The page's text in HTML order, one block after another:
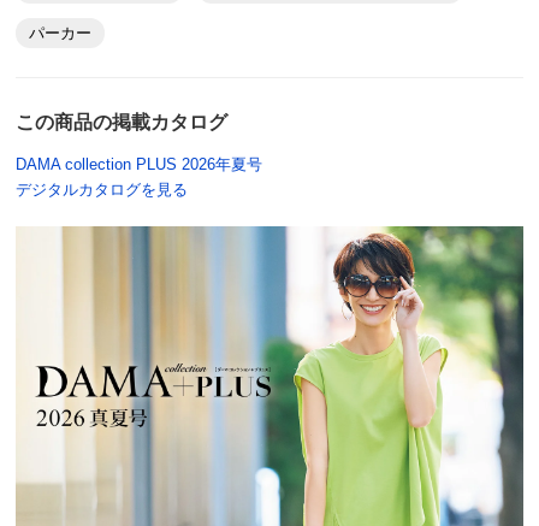
パーカー
この商品の掲載カタログ
DAMA collection PLUS 2026年夏号
デジタルカタログを見る